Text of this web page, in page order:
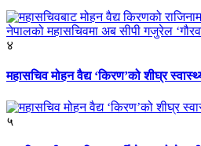
४
महासचिव मोहन वैद्य ‘किरण’को शीघ्र
५